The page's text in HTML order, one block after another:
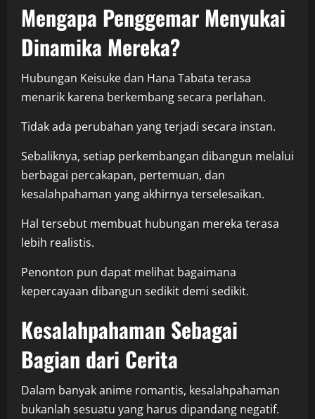
Mengapa Penggemar Menyukai
Dinamika Mereka?
Hubungan Keisuke dan Hana Tabata terasa
menarik karena berkembang secara perlahan.
Tidak ada perubahan yang terjadi secara instan.
Sebaliknya, setiap perkembangan dibangun melalui
berbagai percakapan, pertemuan, dan
kesalahpahaman yang akhirnya terselesaikan.
Hal tersebut membuat hubungan mereka terasa
lebih realistis.
Penonton pun dapat melihat bagaimana
kepercayaan dibangun sedikit demi sedikit.
Kesalahpahaman Sebagai
Bagian dari Cerita
Dalam banyak anime romantis, kesalahpahaman
bukanlah sesuatu yang harus dipandang negatif.